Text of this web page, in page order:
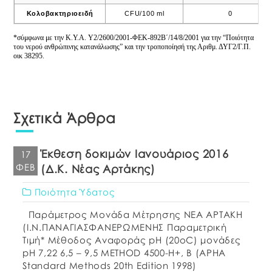
Κολοβακτηριοειδή CFU/100 ml 0
*σύμφωνα με την K.Y.A. Y2/2600/2001-ΦΕΚ-892Β΄/14/8/2001 για την “Ποιότητα
του νερού ανθρώπινης κατανάλωσης” και την τροποποίησή της Αριθμ. ΔΥΓ2/Γ.Π.
οικ 38295.
Σχετικά Άρθρα
17
ΦΕΒ
Έκθεση δοκιμών Ιανουάριος 2016
(Δ.Κ. Νέας Αρτάκης)
Ποιότητα Ύδατος
Παράμετρος Μονάδα Μέτρησης ΝΕΑ ΑΡΤΑΚΗ
(Ι.Ν.ΠΑΝΑΓΙΑΣΦΑΝΕΡΩΜΕΝΗΣ Παραμετρική
Τιμή* Μέθοδος Αναφοράς pH (20oC) μονάδες
pH 7,22 6,5 – 9,5 METHOD 4500-H+, B (APHA
Standard Methods 20th Edition 1998)